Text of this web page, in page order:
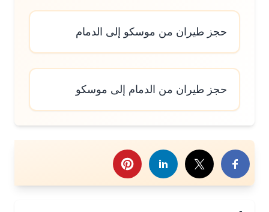
حجز طيران من موسكو إلى الدمام
حجز طيران من الدمام إلى موسكو
هذا الموضوع